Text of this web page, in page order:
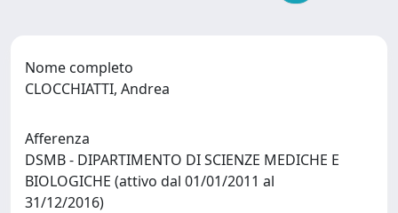
Nome completo
CLOCCHIATTI, Andrea
Afferenza
DSMB - DIPARTIMENTO DI SCIENZE MEDICHE E
BIOLOGICHE (attivo dal 01/01/2011 al
31/12/2016)